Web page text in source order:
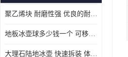
MGA滑板滑块
MGE滑板滑块
聚乙烯块 耐磨性强 优良的耐低温
地板冰壶球多少钱一个 可移动 可拆装 滑行阻力小
大理石陆地冰壶 快速拆装 体积小 重量轻